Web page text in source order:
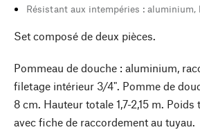
Résistant aux intempéries : aluminium,
Set composé de deux pièces.
Pommeau de douche : aluminium,
filetage intérieur 3/4". Pomme de
8 cm. Hauteur totale 1,7-2,15 m.
avec fiche de raccordement au tuyau.